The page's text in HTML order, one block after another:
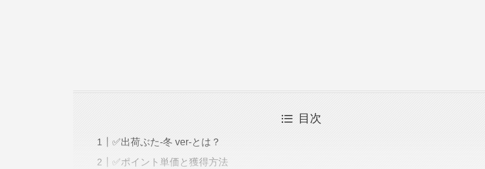
目次
✅出荷ぶた-冬 ver-とは？
✅ポイント単価と獲得方法